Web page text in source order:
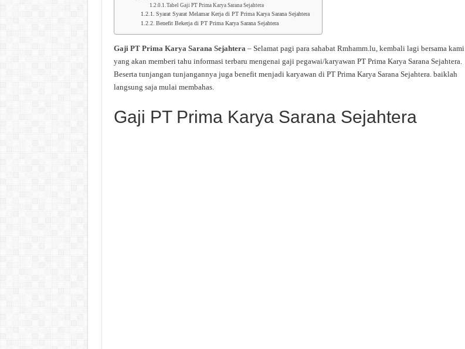
Tabel Gaji PT Prima Karya Sarana Sejahtera
Syarat Syarat Melamar Kerja di PT Prima Karya Sarana Sejahtera
Benefit Bekerja di PT Prima Karya Sarana Sejahtera
Gaji PT Prima Karya Sarana Sejahtera – Selamat pagi para sahabat Rmhamm.lu, kembali lagi bersama kami
yang akan memberi tahu informasi terbaru mengenai gaji pegawai/karyawan PT Prima Karya Sarana Sejahtera.
Beserta tunjangan tunjangannya juga benefit menjadi karyawan di PT Prima Karya Sarana Sejahtera. baiklah
langsung saja mulai membahas.
Gaji PT Prima Karya Sarana Sejahtera